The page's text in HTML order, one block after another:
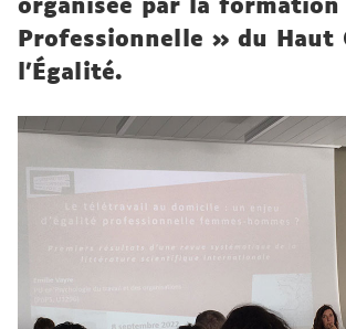
organisée par la
Professionnelle » du Haut
l'Égalité.